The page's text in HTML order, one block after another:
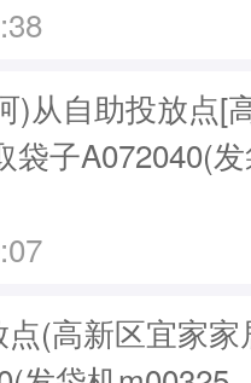
)从自助投放点[
袋子A072040(
(高新区宜家